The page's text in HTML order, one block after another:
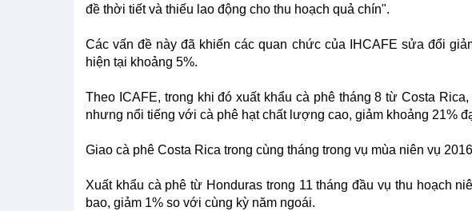
đề thời tiết và thiếu lao động cho thu hoạch quả chín".
Các vấn đề này đã khiến các quan chức của IHCAFE sửa đổi
hiện tại khoảng 5%.
Theo ICAFE, trong khi đó xuất khẩu cà phê tháng 8 từ Costa
nhưng nổi tiếng với cà phê hạt chất lượng cao, giảm khoảng 21%
Giao cà phê Costa Rica trong cùng tháng trong vụ mùa niên vụ
Xuất khẩu cà phê từ Honduras trong 11 tháng đầu vụ thu hoạch
bao, giảm 1% so với cùng kỳ năm ngoái.